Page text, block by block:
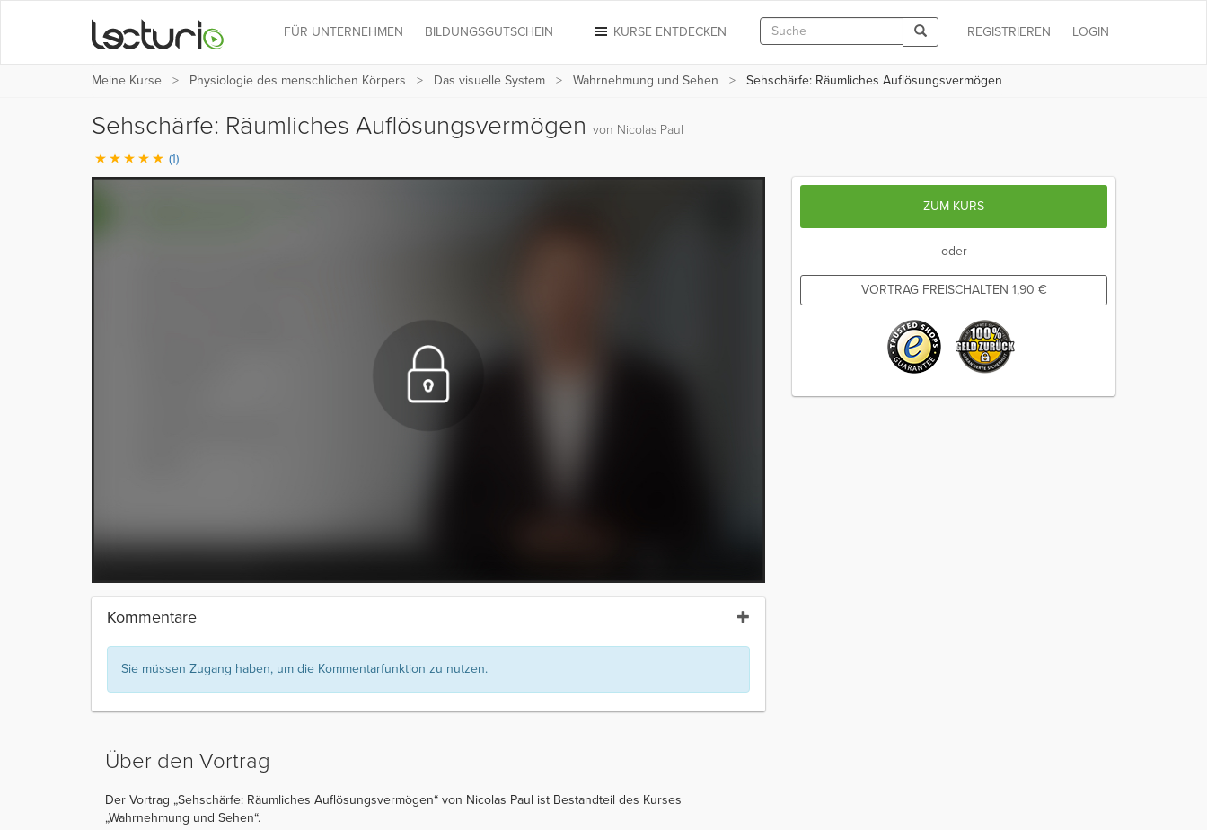
LOGIN
REGISTRIEREN
KURSE ENTDECKEN
FÜR UNTERNEHMEN BILDUNGSGUTSCHEIN
Meine Kurse Physiologie des menschlichen Körpers Das visuelle System Wahrnehmung und Sehen Sehschärfe: Räumliches Auflösungsvermögen
Sehschärfe: Räumliches Auflösungsvermögen von Nicolas Paul
(1)
Kommentare
Sie müssen Zugang haben, um die Kommentarfunktion zu nutzen.
Über den Vortrag
Der Vortrag „Sehschärfe: Räumliches Auflösungsvermögen“ von Nicolas Paul ist Bestandteil des Kurses
„Wahrnehmung und Sehen“.
ZUM KURS
oder
VORTRAG FREISCHALTEN 1,90 €